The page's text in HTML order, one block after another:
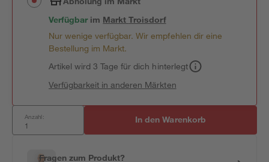
Verfügbar im MarktTroisdorf
Nur wenige verfügbar. Wir empfehlen dir eine
Bestellung im Markt.
Artikel wird 3 Tage für dich hinterlegt
Verfügbarkeit in anderen Märkten
Anzahl: In den Warenkorb
Fragen zum Produkt?